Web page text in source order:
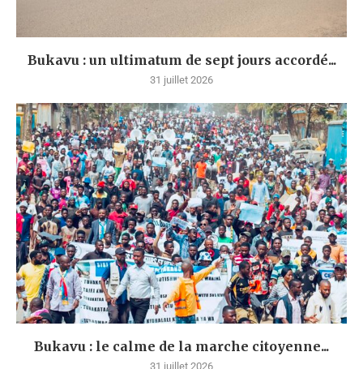
Bukavu : un ultimatum de sept jours accordé...
31 juillet 2026
Bukavu : le calme de la marche citoyenne...
31 juillet 2026